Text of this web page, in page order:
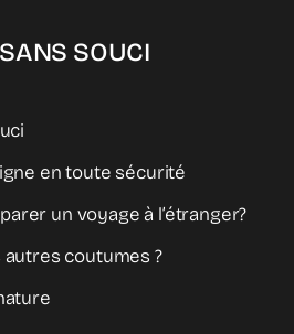
SOUCI
en toute sécurité
un voyage à l’étranger?
coutumes ?